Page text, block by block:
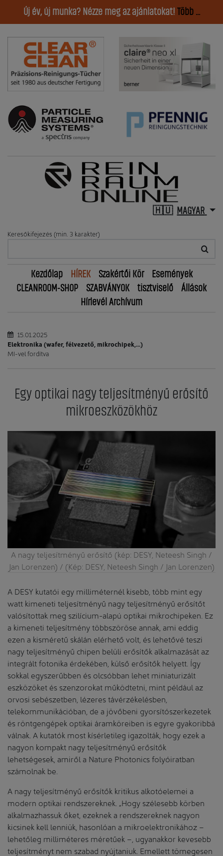
Új év, új munka? Nézze meg az ajánlatokat! Több ...
MAGYAR
Keresőkifejezés (min. 3 karakter)
Kezdőlap HÍREK Szakértői Kör
Események
CLEANROOM-SHOP
SZABVÁNYOK tisztviselő
Állások
Hírlevél Archívum
15.01.2025
Elektronika (wafer, félvezető, mikrochipek,...)
MI-vel fordítva
Egy optikai nagy teljesítményű erősítő
mikroeszközökhöz
A nagy teljesítményű erősítő (kép: DESY, Neteesh Singh /
Jan Lorenzen) / (Kép: DESY, Neteesh Singh / Jan Lorenzen)
A DESY kutatói egy milliméternél kisebb, több mint egy
watt kimeneti teljesítményű nagy teljesítményű erősítőt
valósítottak meg szilícium-alapú optikai mikrochipeken. Ez
a kimeneti teljesítmény többszöröse annak, ami eddig
ezen a kisméretű skálán elérhető volt, és lehetővé teszi
nagy teljesítményű chipen belüli erősítők alkalmazását az
integrált fotonika érdekében, külső erősítők helyett. Így
sokkal egyszerűbben és olcsóbban lehet miniaturizált
eszközöket és szenzorokat működtetni, mint például az
orvosi sebészetben, lézeres távérzékelésben,
telekommunikációban, de a jövőbeni gyorsítószerkezetek
és röntgengépek optikai áramköreiben is egyre gyakoribbá
válnak. A kutatók most kísérletileg igazolták, hogy ezek a
nagyon kompakt nagy teljesítményű erősítők
lehetségesek, amiről a Nature Photonics folyóiratban
számolnak be.
A nagy teljesítményű erősítők kritikus alkotóelemei a
modern optikai rendszereknek. „Hogy szélesebb körben
alkalmazhassuk őket, ezeknek a rendszereknek nagyon
kicsinek kell lenniük, hasonlóan a mikroelektronikához –
lehetőleg milliméteres méretűek –, ugyanakkor kevesebb
teljesítményt nem szabad nyújtaniuk. Emellett tömegesen